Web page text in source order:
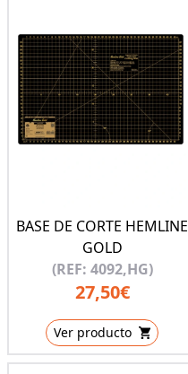
BASE DE CORTE HEMLINE
GOLD
(REF: 4092,HG)
27,50€
Ver producto